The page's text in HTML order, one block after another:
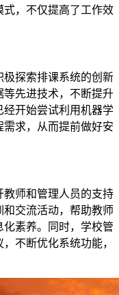
，不仅提高了工作效
探索排课系统的创新
先进技术，不断提升
开始尝试利用机器学
求，从而提前做好安
师和管理人员的支持
交流活动，帮助教师
素养。同时，学校管
不断优化系统功能，